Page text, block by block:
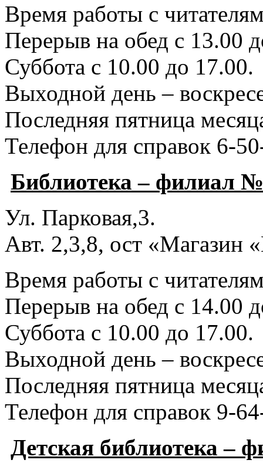
Время работы с
Перерыв на обед с 13.00
Суббота с 10.00 до 17.00.
Выходной день –
Последняя пятница
Телефон для справок 6-
Библиотека – филиал
Ул. Парковая,3.
Авт. 2,3,8, ост «Магазин
Время работы с
Перерыв на обед с 14.00
Суббота с 10.00 до 17.00.
Выходной день –
Последняя пятница
Телефон для справок 9-
Детская библиотека –